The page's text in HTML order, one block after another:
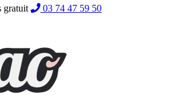
gratuit
03 74 47 59 50